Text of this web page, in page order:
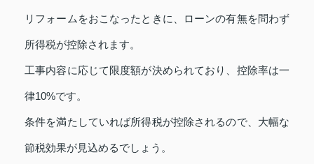
リフォームをおこなったときに、ローンの有無を問わず
所得税が控除されます。
工事内容に応じて限度額が決められており、控除率は一
律10%です。
条件を満たしていれば所得税が控除されるので、大幅な
節税効果が見込めるでしょう。